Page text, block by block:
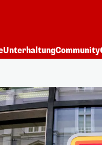
UnterhaltungCommunity